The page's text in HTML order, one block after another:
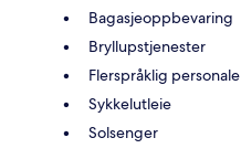
Bagasjeoppbevaring
Bryllupstjenester
Flerspråklig personale
Sykkelutleie
Solsenger